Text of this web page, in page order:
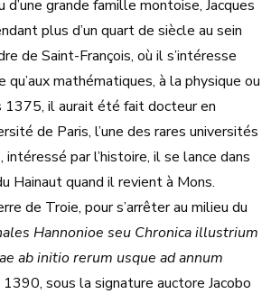
d’une grande famille montoise, Jacques
plus d’un quart de siècle au sein
de Saint-François, où il s’intéresse
mathématiques, à la physique ou
1375, il aurait été fait docteur en
de Paris, l’une des rares universités
par l’histoire, il se lance dans
Hainaut quand il revient à Mons.
de Troie, pour s’arrêter au milieu du
Hannonioe seu Chronica illustrium
ab initio rerum usque ad annum
sous la signature auctore Jacobo